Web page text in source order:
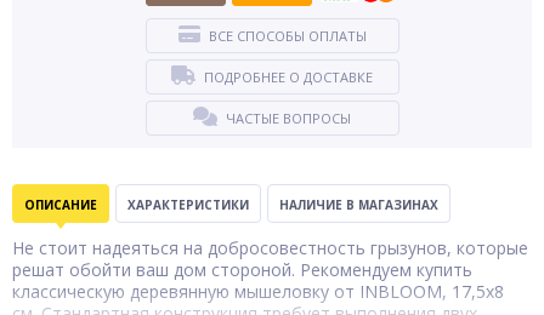
ВСЕ СПОСОБЫ ОПЛАТЫ
ПОДРОБНЕЕ О ДОСТАВКЕ
ЧАСТЫЕ ВОПРОСЫ
ОПИСАНИЕ ХАРАКТЕРИСТИКИ НАЛИЧИЕ В МАГАЗИНАХ
Не стоит надеяться на добросовестность грызунов, которые
решат обойти ваш дом стороной. Рекомендуем купить
классическую деревянную мышеловку от INBLOOM, 17,5х8